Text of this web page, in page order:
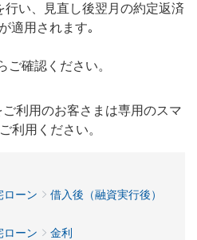
い、見直し後翌月の約定返済
適用されます｡
ご確認ください。
利用のお客さまは専用のスマ
利用ください。
ローン
借入後（融資実行後）
ローン 金利